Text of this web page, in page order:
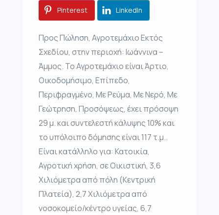
Pinterest LinkedIn
Προς Πώληση, Αγροτεμάχιο Εκτός
Σχεδίου, στην περιοχή: Ιωάννινα –
Άμμος. Το Αγροτεμάχιο είναι Άρτιο,
Οικοδομήσιμο, Επίπεδο,
Περιφραγμένο, Με Ρεύμα, Με Νερό, Με
Γεώτρηση, Προσόψεως, έχει πρόσοψη
29 μ. και συντελεστή κάλυψης 10% και
το υπόλοιπο δόμησης είναι 117 τ.μ..
Είναι κατάλληλο για: Κατοικία,
Αγροτική χρήση, σε Οικιστική, 3,6
Χιλιόμετρα από πόλη (Κεντρική
Πλατεία), 2,7 Χιλιόμετρα από
νοσοκομείο/κέντρο υγείας, 6,7